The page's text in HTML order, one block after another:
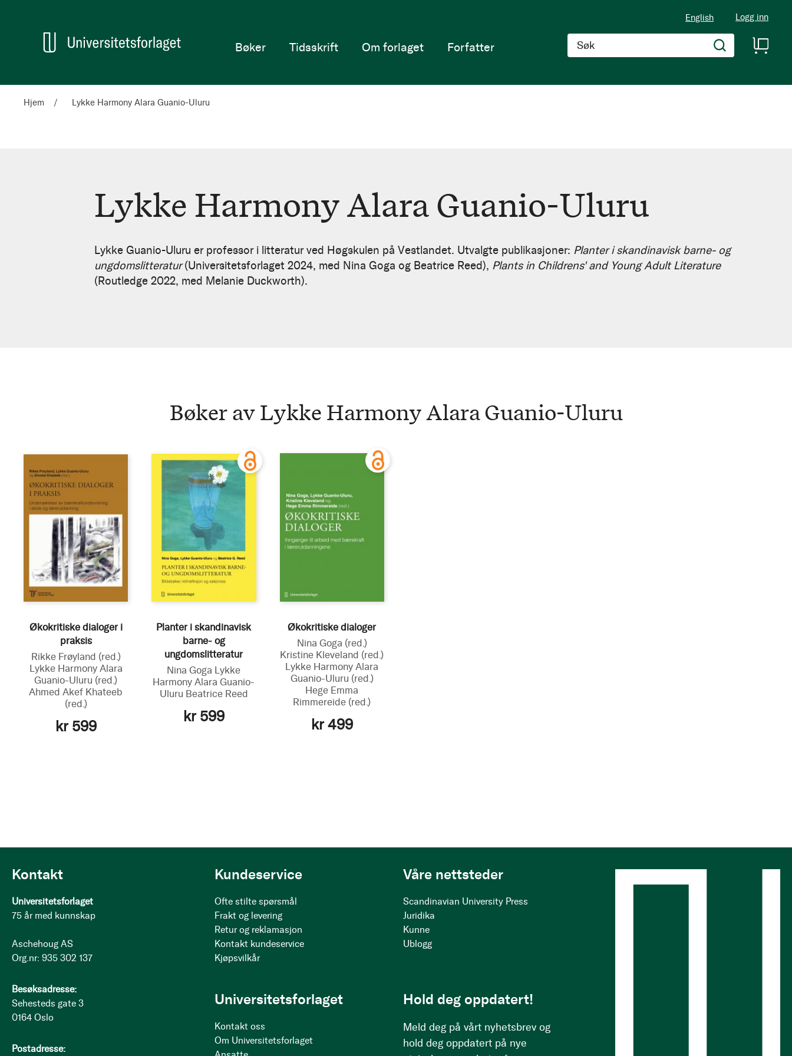
English Logg inn
Søk
Hjem
Bøker Tidsskrift Om forlaget Forfatter
Hjem Lykke Harmony Alara Guanio-Uluru
Lykke
Harmony
Alara
Lykke Harmony Alara Guanio-Uluru
Lykke Guanio-Uluru er professor i litteratur ved Høgskulen på Vestlandet. Utvalgte publikasjoner: Planter i skandinavisk barne- og
ungdomslitteratur(Universitetsforlaget 2024, med Nina Goga og Beatrice Reed), Plants in Childrens' and Young Adult Literature
(Routledge 2022, med Melanie Duckworth).
Bøker av Lykke Harmony Alara Guanio-Uluru
Økokritiske dialoger i
praksis
Rikke Frøyland (red.)
Lykke Harmony Alara
Guanio-Uluru (red.)
Ahmed Akef Khateeb
(red.)
kr 599
Planter i skandinavisk
barne- og
ungdomslitteratur
Nina Goga Lykke
Harmony Alara Guanio-
Uluru Beatrice Reed
kr 599
Økokritiske dialoger
Nina Goga (red.)
Kristine Kleveland (red.)
Lykke Harmony Alara
Guanio-Uluru (red.)
Hege Emma
Rimmereide (red.)
kr 499
Kontakt
Universitetsforlaget
75 år med kunnskap
Aschehoug AS
Org.nr: 935 302 137
Besøksadresse:
Sehesteds gate 3
0164 Oslo
Postadresse:
Kundeservice
Ofte stilte spørsmål
Frakt og levering
Retur og reklamasjon
Kontakt kundeservice
Kjøpsvilkår
Våre nettsteder
Scandinavian University Press
Juridika
Kunne
Ublogg
Universitetsforlaget
Kontakt oss
Om Universitetsforlaget
Hold deg oppdatert!
Meld deg på vårt nyhetsbrev og
hold deg oppdatert på nye